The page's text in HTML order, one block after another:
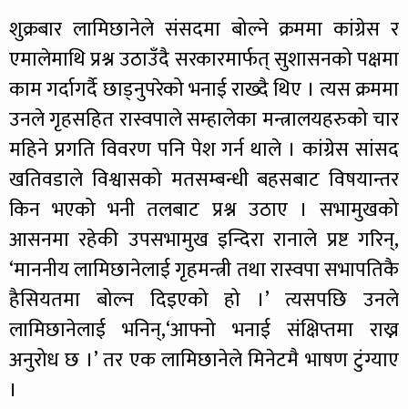
शुक्रबार लामिछानेले संसदमा बोल्ने क्रममा कांग्रेस र
एमालेमाथि प्रश्न उठाउँदै सरकारमार्फत् सुशासनको पक्षमा
काम गर्दागर्दै छाड्नुपरेको भनाई राख्दै थिए । त्यस क्रममा
उनले गृहसहित रास्वपाले सम्हालेका मन्त्रालयहरुको चार
महिने प्रगति विवरण पनि पेश गर्न थाले । कांग्रेस सांसद
खतिवडाले विश्वासको मतसम्बन्धी बहसबाट विषयान्तर
किन भएको भनी तलबाट प्रश्न उठाए । सभामुखको
आसनमा रहेकी उपसभामुख इन्दिरा रानाले प्रष्ट गरिन्,
‘माननीय लामिछानेलाई गृहमन्त्री तथा रास्वपा सभापतिकै
हैसियतमा बोल्न दिइएको हो ।’ त्यसपछि उनले
लामिछानेलाई भनिन्,‘आफ्नो भनाई संक्षिप्तमा राख्न
अनुरोध छ ।’ तर एक लामिछानेले मिनेटमै भाषण टुंग्याए
।